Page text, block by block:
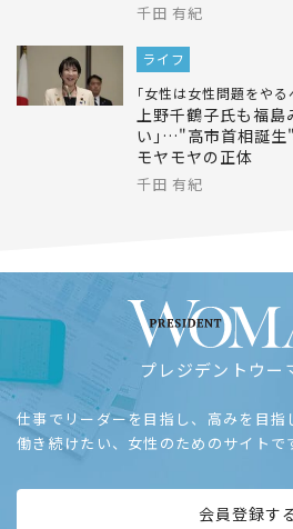
千田 有紀
ライフ
｢女性は女性問題をやる
上野千鶴子氏も福
い｣…"高市首相誕生
モヤモヤの正体
千田 有紀
プレジデントウー
仕事でリーダーを目指し、高みを目指
働き続けたい、女性のためのサイトで
会員登録す